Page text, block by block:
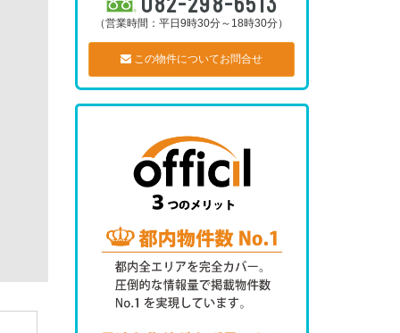
（営業時間：平日9時30分～18時30分）
この物件についてお問合せ